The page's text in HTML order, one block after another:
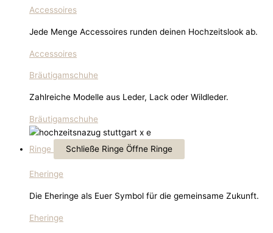
Accessoires
Jede Menge Accessoires runden deinen Hochzeitslook ab.
Accessoires
Bräutigamschuhe
Zahlreiche Modelle aus Leder, Lack oder Wildleder.
Bräutigamschuhe
Ringe Schließe Ringe Öffne Ringe
Eheringe
Die Eheringe als Euer Symbol für die gemeinsame Zukunft.
Eheringe